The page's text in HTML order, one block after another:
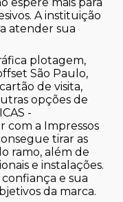
A instituição
atender sua
plotagem,
São Paulo,
de visita,
opções de
-
com a Impressos
tirar as
ramo, além de
e instalações.
e sua
da marca.